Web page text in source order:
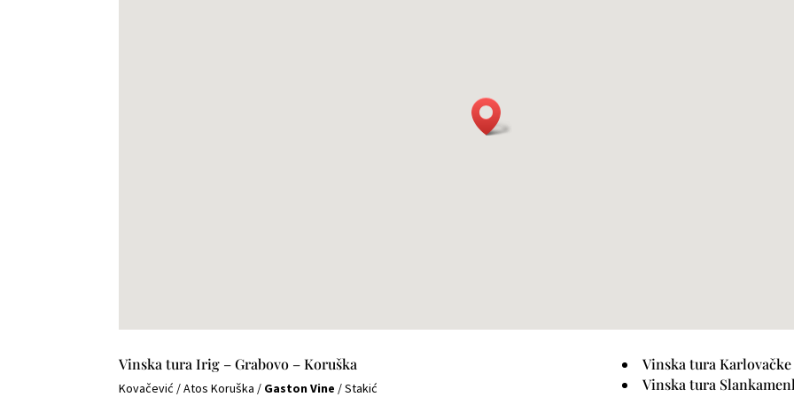
Vinska tura Irig – Grabovo – Koruška
Kovačević /Atos Koruška / Gaston Vine /Stakić
Vinska tura
Vinska tura